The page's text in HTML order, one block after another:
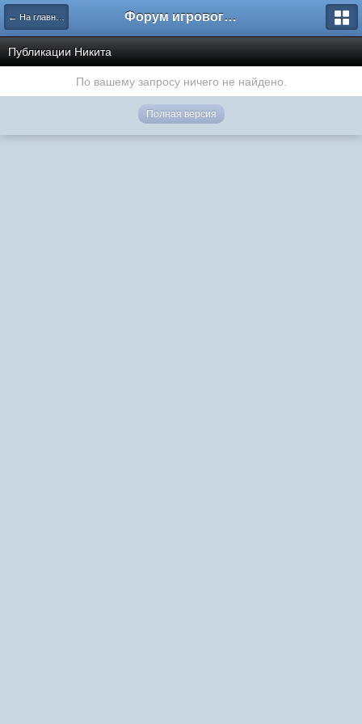
← На главную Форум игрового проекта Riverrise
Публикации Никита
По вашему запросу ничего не найдено.
Полная версия